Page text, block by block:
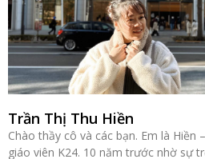
Trần Thị Thu Hiền
Chào thầy cô và các bạn. Em là Hiền
giáo viên K24. 10 năm trước nhờ sự